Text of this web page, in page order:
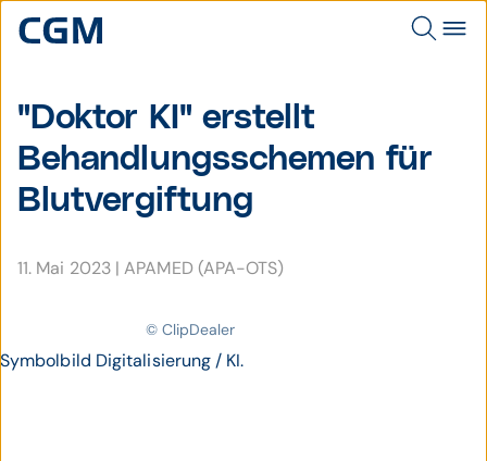
"Doktor KI" erstellt
Behandlungs­schemen für
Blut­ver­giftung
11. Mai 2023 |APAMED (APA-OTS)
© ClipDealer
Symbolbild Digitalisierung / KI.